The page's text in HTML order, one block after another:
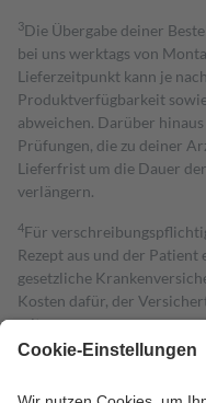
3Die Übergabe deiner
bei uns werktags von
Lieferzeitpunkt kann je
Produktverfügbarkeit
abweichen. Darüber
Prüfungen, die zu deiner
Lieferfrist um die Dauer
verlängern.
4Für
Rezept aus und der
gesetzliche
Kosten dafür, der
mit.
Grundsätzlich leisten
höchstens zehn Euro.
Es